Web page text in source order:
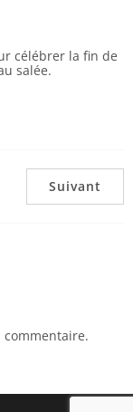
célébrer la fin de
salée.
Suivant